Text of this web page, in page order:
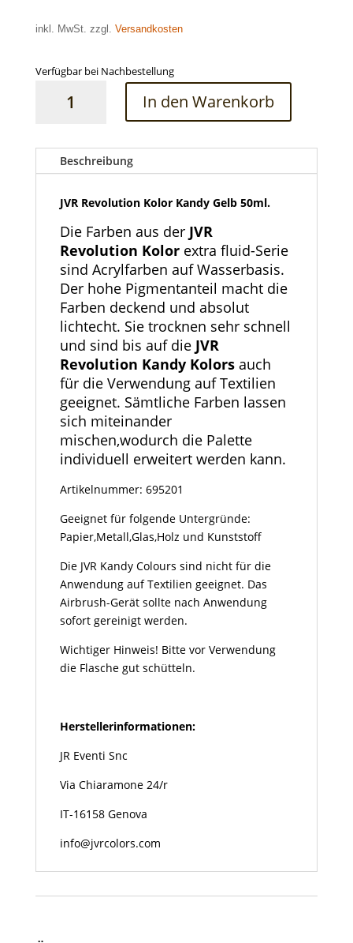
inkl. MwSt. zzgl. Versandkosten
Verfügbar bei Nachbestellung
Revolution
50ml
Menge
In den Warenkorb
Beschreibung
JVR Revolution Kolor Kandy Gelb 50ml.
Die Farben aus der JVR
Revolution Kolor extra fluid-Serie
sind Acrylfarben auf Wasserbasis.
Der hohe Pigmentanteil macht die
Farben deckend und absolut
lichtecht. Sie trocknen sehr schnell
und sind bis auf die JVR
Revolution Kandy Kolorsauch
für die Verwendung auf Textilien
geeignet. Sämtliche Farben lassen
sich miteinander
mischen,wodurch die Palette
individuell erweitert werden kann.
Artikelnummer: 695201
Geeignet für folgende Untergründe:
Papier,Metall,Glas,Holz und Kunststoff
Die JVR Kandy Colours sind nicht für die
Anwendung auf Textilien geeignet. Das
Airbrush-Gerät sollte nach Anwendung
sofort gereinigt werden.
Wichtiger Hinweis! Bitte vor Verwendung
die Flasche gut schütteln.
Herstellerinformationen:
JR Eventi Snc
Via Chiaramone 24/r
IT-16158 Genova
info@jvrcolors.com